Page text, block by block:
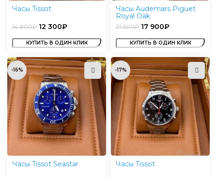
Часы Tissot
14 800₽ 12 300₽
КУПИТЬ В ОДИН КЛИК
Часы Audemars Piguet
Royal Oak
21 500₽ 17 900₽
КУПИТЬ В ОДИН КЛИК
-16%
Часы Tissot Seastar
-17%
Часы Tissot